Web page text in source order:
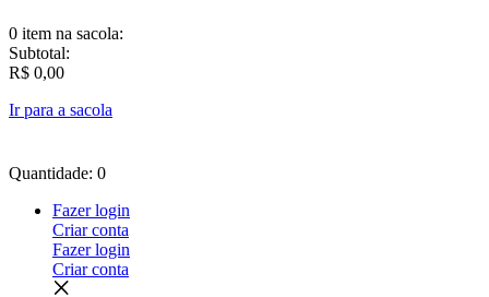
0 item na sacola:
Subtotal:
R$ 0,00
Ir para a sacola
Quantidade: 0
Fazer login
Criar conta
Fazer login
Criar conta